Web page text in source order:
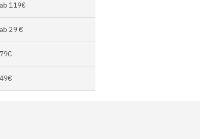
ab 119€
ab 29 €
79€
49€